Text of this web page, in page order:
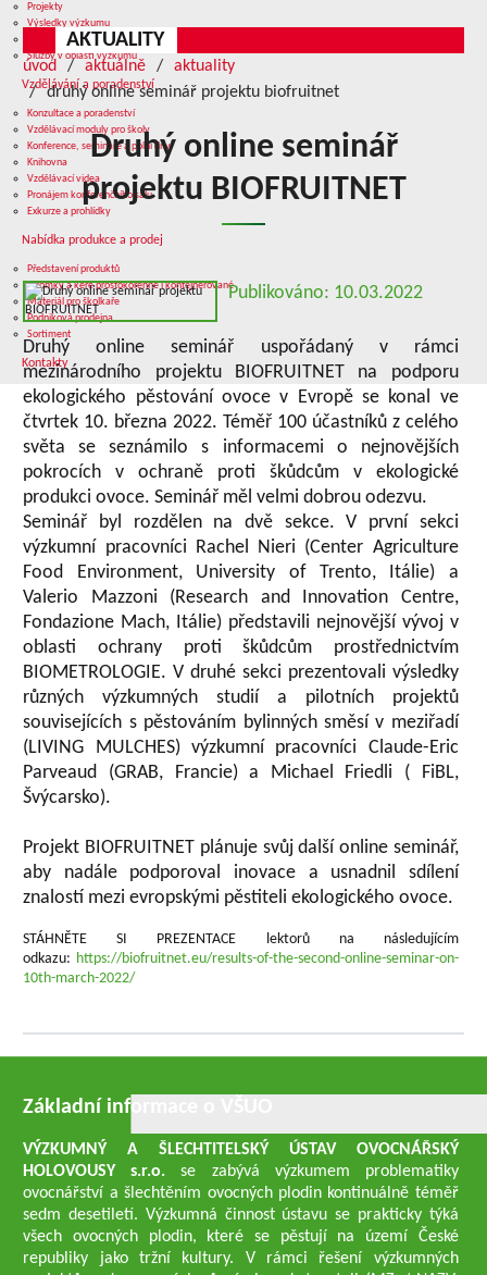
Projekty
Výsledky výzkumu
Přístrojové vybavení laboratoří
Služby v oblasti výzkumu
Vzdělávání a poradenství
Konzultace a poradenství
Vzdělávací moduly pro školy
Konference, semináře a polní dny
Knihovna
Vzdělávací videa
Pronájem konferenčního sálu
Exkurze a prohlídky
Nabídka produkce a prodej
Představení produktů
Stromky a keře prostokořenné i kontejnerované
Materiál pro školkaře
Podniková prodejna
Sortiment
Kontakty
AKTUALITY
úvod aktuálně
aktuality
druhý online seminář projektu biofruitnet
Druhý online seminář
projektu BIOFRUITNET
Publikováno: 10.03.2022
Druhý online seminář uspořádaný v rámci
mezinárodního projektu BIOFRUITNET na podporu
ekologického pěstování ovoce v Evropě se konal ve
čtvrtek 10. března 2022. Téměř 100 účastníků z celého
světa se seznámilo s informacemi o nejnovějších
pokrocích v ochraně proti škůdcům v ekologické
produkci ovoce. Seminář měl velmi dobrou odezvu.
Seminář byl rozdělen na dvě sekce. V první sekci
výzkumní pracovníci Rachel Nieri (Center Agriculture
Food Environment, University of Trento, Itálie) a
Valerio Mazzoni (Research and Innovation Centre,
Fondazione Mach, Itálie) představili nejnovější vývoj v
oblasti ochrany proti škůdcům prostřednictvím
BIOMETROLOGIE. V druhé sekci prezentovali výsledky
různých výzkumných studií a pilotních projektů
souvisejících s pěstováním bylinných směsí v meziřadí
(LIVING MULCHES) výzkumní pracovníci Claude-Eric
Parveaud (GRAB, Francie) a Michael Friedli ( FiBL,
Švýcarsko).
Projekt BIOFRUITNET plánuje svůj další online seminář,
aby nadále podporoval inovace a usnadnil sdílení
znalostí mezi evropskými pěstiteli ekologického ovoce.
STÁHNĚTE SI PREZENTACE lektorů na následujícím
odkazu: https://biofruitnet.eu/results-of-the-second-online-seminar-on-
10th-march-2022/
Základní informace o VŠUO
VÝZKUMNÝ A ŠLECHTITELSKÝ ÚSTAV OVOCNÁŘSKÝ
HOLOVOUSY s.r.o.se zabývá výzkumem problematiky
ovocnářství a šlechtěním ovocných plodin kontinuálně téměř
sedm desetiletí. Výzkumná činnost ústavu se prakticky týká
všech ovocných plodin, které se pěstují na území České
republiky jako tržní kultury. V rámci řešení výzkumných